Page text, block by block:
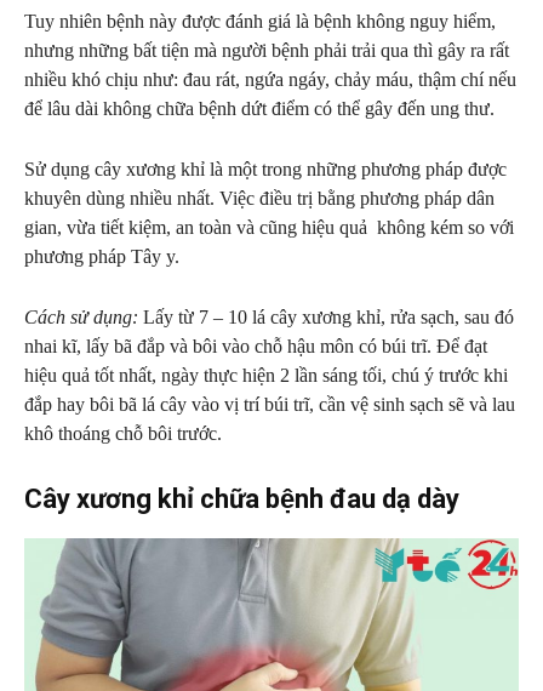
Tuy nhiên bệnh này được đánh giá là bệnh không nguy hiểm,
nhưng những bất tiện mà người bệnh phải trải qua thì gây ra rất
nhiều khó chịu như: đau rát, ngứa ngáy, chảy máu, thậm chí nếu
để lâu dài không chữa bệnh dứt điểm có thể gây đến ung thư.
Sử dụng cây xương khỉ là một trong những phương pháp được
khuyên dùng nhiều nhất. Việc điều trị bằng phương pháp dân
gian, vừa tiết kiệm, an toàn và cũng hiệu quả không kém so với
phương pháp Tây y.
Cách sử dụng: Lấy từ 7 – 10 lá cây xương khỉ, rửa sạch, sau đó
nhai kĩ, lấy bã đắp và bôi vào chỗ hậu môn có búi trĩ. Để đạt
hiệu quả tốt nhất, ngày thực hiện 2 lần sáng tối, chú ý trước khi
đắp hay bôi bã lá cây vào vị trí búi trĩ, cần vệ sinh sạch sẽ và lau
khô thoáng chỗ bôi trước.
Cây xương khỉ chữa bệnh đau dạ dày